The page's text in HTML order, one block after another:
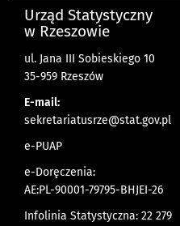
Urząd Statystyczny
w Rzeszowie
ul. Jana III Sobieskiego 10
35-959 Rzeszów
E-mail:
sekretariatusrze@stat.gov.pl
e-PUAP
e-Doręczenia:
AE:PL-90001-79795-BHJEI-26
Infolinia Statystyczna: 22 279